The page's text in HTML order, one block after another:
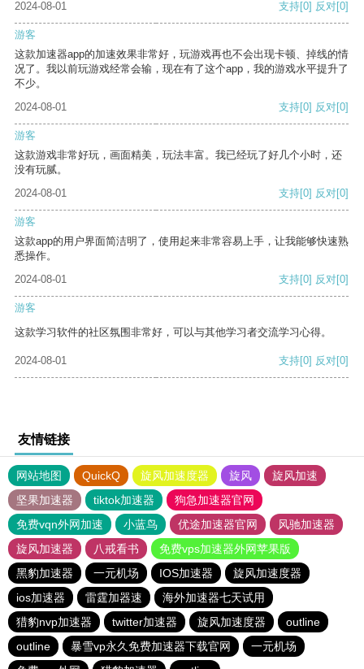
2024-08-01
支持[0] 反对[0]
游客
这款加速器app的加速效果非常好，玩游戏再也不会出现卡顿、掉线的情
况了。我以前玩游戏经常会输，现在有了这个app，我的游戏水平提升了
不少。
2024-08-01
支持[0] 反对[0]
游客
这款游戏非常好玩，画面精美，玩法丰富。我已经玩了好几个小时，还
没有玩腻。
2024-08-01
支持[0] 反对[0]
游客
这款app的用户界面简洁明了，使用起来非常容易上手，让我能够快速熟
悉操作。
2024-08-01
支持[0] 反对[0]
游客
这款学习软件的社区氛围非常好，可以与其他学习者交流学习心得。
2024-08-01 支持[0] 反对[0]
友情链接
网站地图 QuickQ 旋风加速度器 旋风
旋风加速
坚果加速器
tiktok加速器
狗急加速器官网
免费vqn外网加速
小蓝鸟 优途加速器官网
风驰加速器
旋风加速器
八戒看书
免费vps加速器外网苹果版
黑豹加速器
一元机场 IOS加速器
旋风加速度器
ios加速器
雷霆加器速
海外加速器七天试用
猎豹nvp加速器
twitter加速器 旋风加速度器
outline
outline
暴雪vp永久免费加速器下载官网
一元机场